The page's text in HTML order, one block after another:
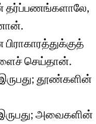
தர்ப்பணங்களாலே,
செய்தான்.
தூண்களின்
அவைகளின்